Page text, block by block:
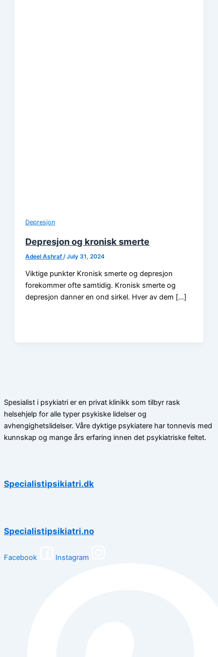
Depresjon
Depresjon og kronisk smerte
Adeel Ashraf/July 31, 2024
Viktige punkter Kronisk smerte og depresjon
forekommer ofte samtidig. Kronisk smerte og
depresjon danner en ond sirkel. Hver av dem […]
Spesialist i psykiatri er en privat klinikk som tilbyr rask
helsehjelp for alle typer psykiske lidelser og
avhengighetslidelser. Våre dyktige psykiatere har tonnevis med
kunnskap og mange års erfaring innen det psykiatriske feltet.
Specialistipsikiatri.dk
Specialistipsikiatri.no
Facebook Instagram